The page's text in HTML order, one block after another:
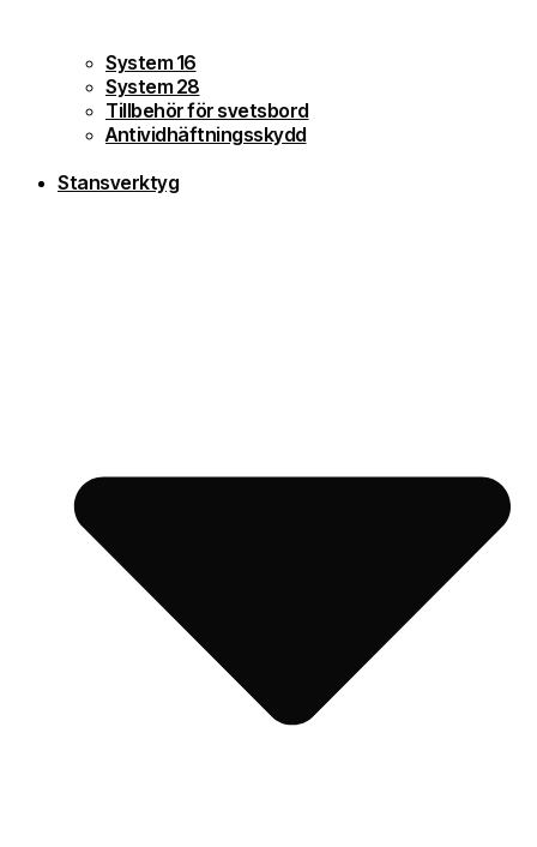
System 16
System 28
Tillbehör för svetsbord
Antividhäftningsskydd
Stansverktyg